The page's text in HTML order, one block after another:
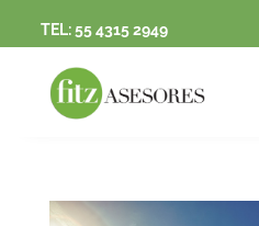
TEL:55 4315 2949